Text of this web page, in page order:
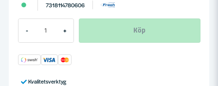
7318114780606
- + Köp
Kvalitetsverktyg